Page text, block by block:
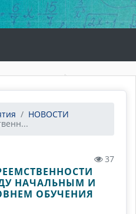
НОВОСТИ
37
НАЧАЛЬНЫМ И
ОБУЧЕНИЯ